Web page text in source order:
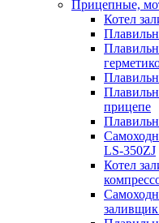
Прицепные,
Котел
прицепе
LS-350ZJ
Котел